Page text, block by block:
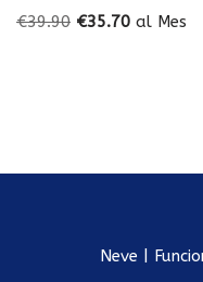
€39.90 €35.70 al Mes
Neve |